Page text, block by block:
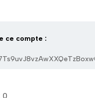
ce compte :
0